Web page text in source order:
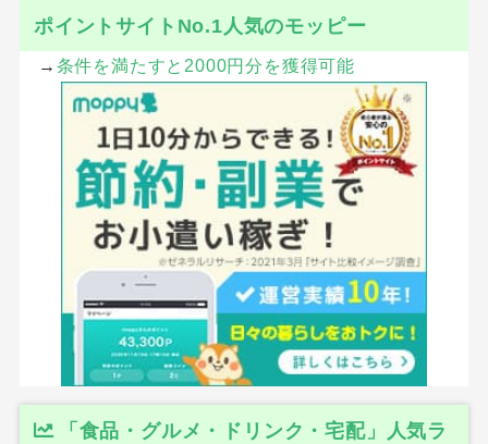
ポイントサイトNo.1人気のモッピー
→ 条件を満たすと2000円分を獲得可能
「食品・グルメ・ドリンク・宅配」人気ラ